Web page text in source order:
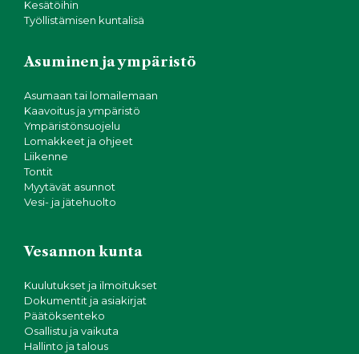
Kesätöihin
Työllistämisen kuntalisä
Asuminen ja ympäristö
Asumaan tai lomailemaan
Kaavoitus ja ympäristö
Ympäristönsuojelu
Lomakkeet ja ohjeet
Liikenne
Tontit
Myytävät asunnot
Vesi- ja jätehuolto
Vesannon kunta
Kuulutukset ja ilmoitukset
Dokumentit ja asiakirjat
Päätöksenteko
Osallistu ja vaikuta
Hallinto ja talous